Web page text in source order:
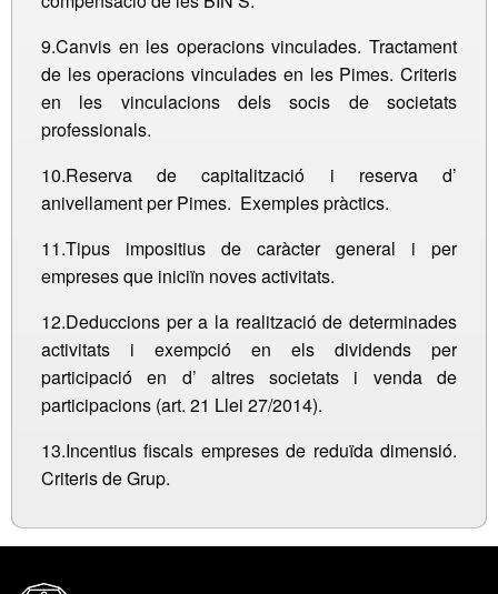
9.Canvis en les operacions vinculades. Tractament
de les operacions vinculades en les Pimes. Criteris
en les vinculacions dels socis de societats
professionals.
10.Reserva de capitalització i reserva d’
anivellament per Pimes. Exemples pràctics.
11.Tipus impositius de caràcter general i per
empreses que iniciïn noves activitats.
12.Deduccions per a la realització de determinades
activitats i exempció en els dividends per
participació en d’ altres societats i venda de
participacions (art. 21 Llei 27/2014).
13.Incentius fiscals empreses de reduïda dimensió.
Criteris de Grup.